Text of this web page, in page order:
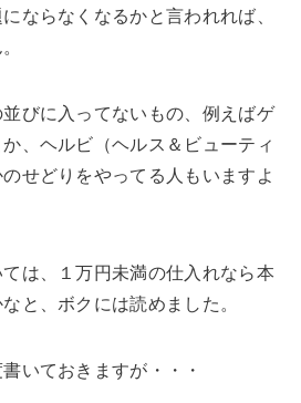
ならなくなるかと言われれば、
びに入ってないもの、例えばゲ
、ヘルビ（ヘルス＆ビューティ
せどりをやってる人もいますよ
は、１万円未満の仕入れなら本
と、ボクには読めました。
いておきますが・・・